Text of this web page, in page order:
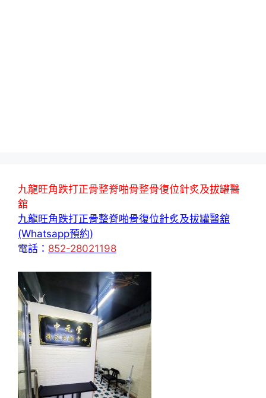
九龍旺角跌打正骨整脊啪骨整骨復位針炙及拔罐醫
舘
九龍旺角跌打正骨整脊啪骨復位針炙及拔罐醫舘
(Whatsapp預約)
電話： 852-28021198